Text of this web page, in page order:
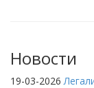
Новости
19-03-2026